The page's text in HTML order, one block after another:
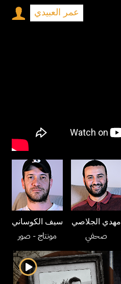
عمر العبيدي
سيف الكوساني
مونتاج- صور
مهدي الجلاصي
صحفي